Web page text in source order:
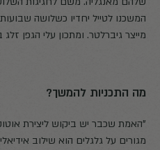
המשכנו לטייל יחדיו כשלושה
מייצר גיברלטר. ומתכון עלי הגפן
מה התכניות להמשך?
"האמת שכבר יש ביקוש ליצירת
מגורים על גלגלים הוא שילוב